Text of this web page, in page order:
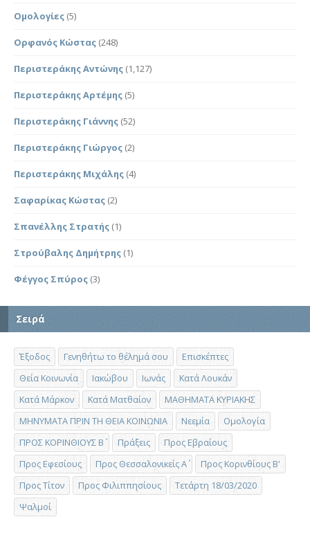
Ομολογίες (5)
Ορφανός Κώστας (248)
Περιστεράκης Αντώνης (1,127)
Περιστεράκης Αρτέμης (5)
Περιστεράκης Γιάννης (52)
Περιστεράκης Γιώργος (2)
Περιστεράκης Μιχάλης (4)
Σαφαρίκας Κώστας (2)
Σπανέλλης Στρατής (1)
Στρούβαλης Δημήτρης (1)
Φέγγος Σπύρος (3)
Σειρά
Έξοδος Γενηθήτω το θέλημά σου
Επισκέπτες
Θεία Κοινωνία
Ιακώβου Ιωνάς
Κατά Λουκάν
Κατά Μάρκον
Κατά Ματθαίον
ΜΑΘΗΜΑΤΑ ΚΥΡΙΑΚΗΣ
ΜΗΝΥΜΑΤΑ ΠΡΙΝ ΤΗ ΘΕΙΑ ΚΟΙΝΩΝΙΑ
Νεεμία
Ομολογία
ΠΡΟΣ ΚΟΡΙΝΘΙΟΥΣ Β΄
Πράξεις
Προς Εβραίους
Προς Εφεσίους
Προς Θεσσαλονικείς Α΄
Προς Κορινθίους Β'
Προς Τίτον
Προς Φιλιππησίους
Τετάρτη 18/03/2020
Ψαλμοί